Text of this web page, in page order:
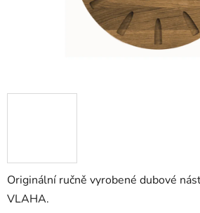
Originální ručně vyrobené dubové
VLAHA.